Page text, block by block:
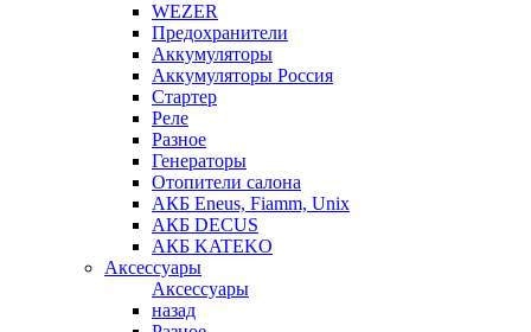
WEZER
Предохранители
Аккумуляторы
Аккумуляторы Россия
Стартер
Реле
Разное
Генераторы
Отопители салона
АКБ Eneus, Fiamm, Unix
АКБ DECUS
АКБ KATEKO
Аксессуары
Аксессуары
назад